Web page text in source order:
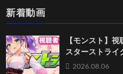
新着動画
【モンスト】
スターストライ
2026.08.06